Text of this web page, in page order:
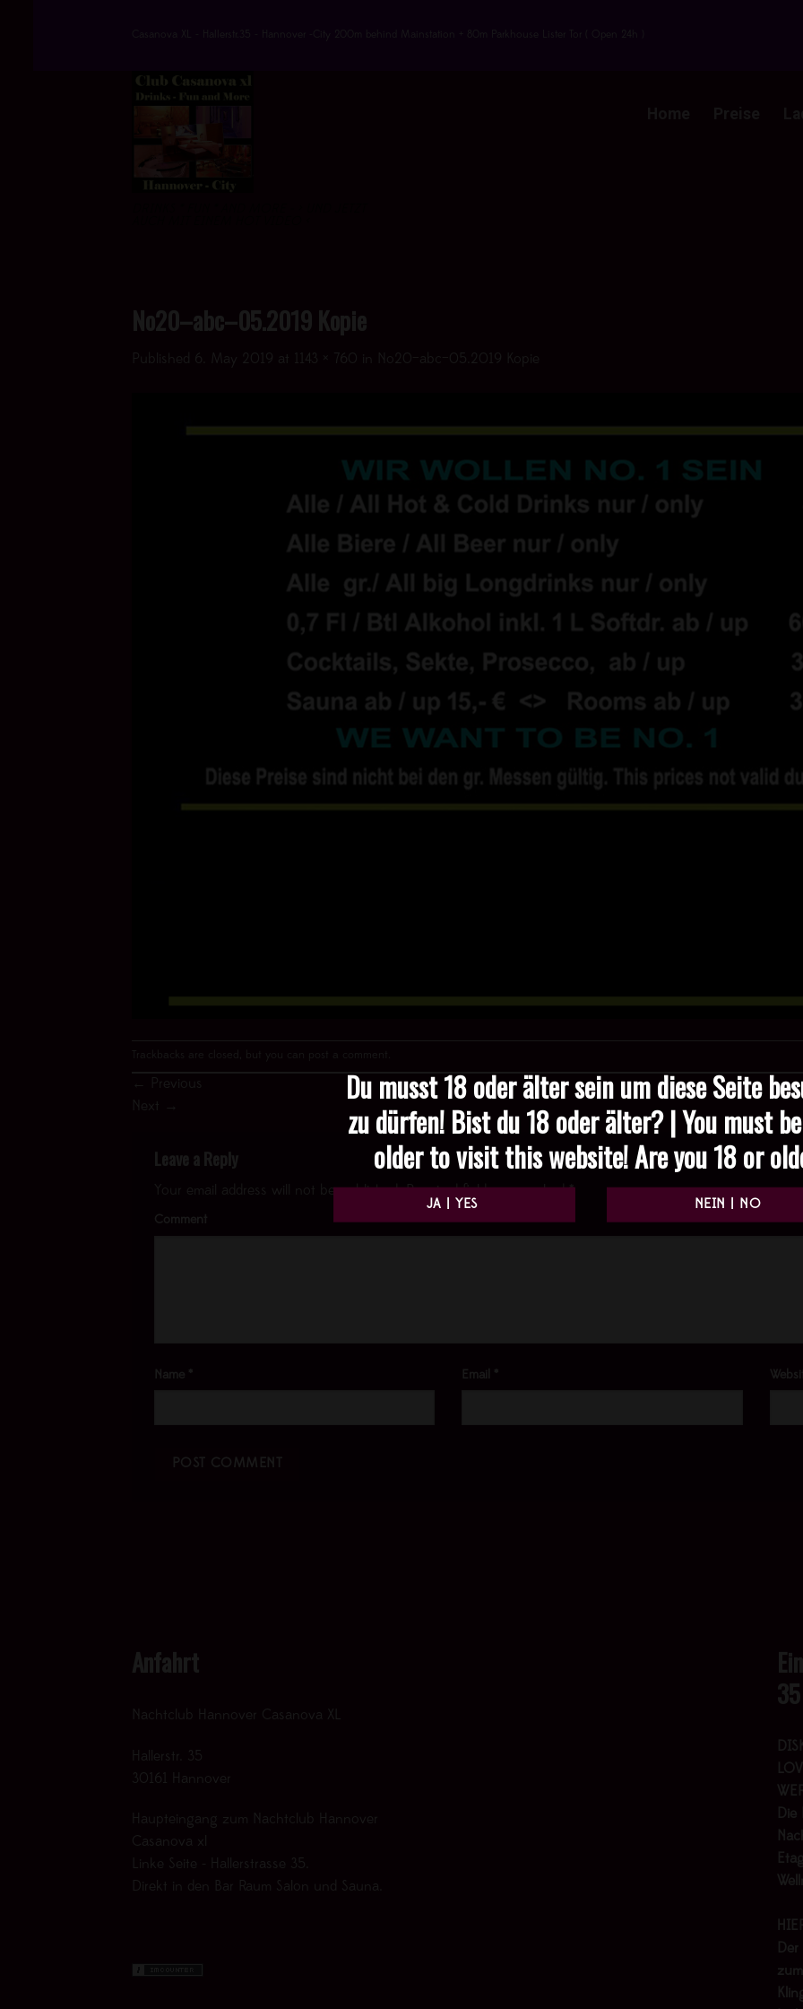
Du musst 18 oder älter sein um diese Seite
zu dürfen! Bist du 18 oder älter? | You must
older to visit this website! Are you 18 or
Casanova XL - Hallerstr.35 - Hannover -City 200m behind Mainstation + 80m Parkhouse Lister Tor ( Open 24h )
No20–abc–05.2019 Kopie
Published 6. May 2019 at 1143 × 760 No20–abc–05.2019 Kopie
Trackbacks are closed, but you can post a comment
←
Previous
→
Leave a Reply
Your email address will not be published.Required fields are marked*
Comment
Name * Email *
Anfahrt
Nachtclub Hannover Casanova XL
Hallerstr. 35
30161 Hannover
Haupteingang zum Nachtclub Hannover
Casanova xl
Linke Seite - Hallerstrasse 35.
Direkt in den Bar Raum Salon und Sauna.